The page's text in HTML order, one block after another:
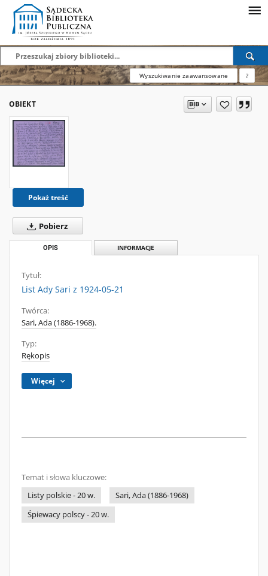
Wyszukiwanie zaawansowane ?
OBIEKT
Pokaż treść
Pobierz
OPIS INFORMACJE
Tytuł:
List Ady Sari z 1924-05-21
Twórca:
Sari, Ada (1886-1968).
Typ:
Rękopis
Więcej
Temat i słowa kluczowe:
Listy polskie - 20 w.
Sari, Ada (1886-1968)
Śpiewacy polscy - 20 w.